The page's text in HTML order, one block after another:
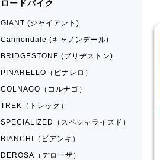
折りたたみ自転車
R＆Mbirdy Classic
¥
ロードバイク
GIANT (ジャイアント)
Cannondale (キャノンデール)
BRIDGESTONE (ブリヂストン)
PINARELLO（ピナレロ）
COLNAGO（コルナゴ）
TREK（トレック）
SPECIALIZED（スペシャライズド）
BIANCHI（ビアンキ）
DEROSA（デローザ）